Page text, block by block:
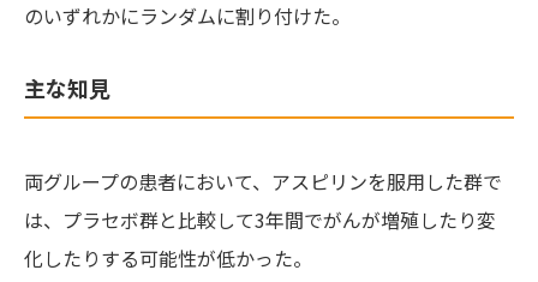
のいずれかにランダムに割り付けた。
主な知見
両グループの患者において、アスピリンを服用した群で
は、プラセボ群と比較して3年間でがんが増殖したり変
化したりする可能性が低かった。